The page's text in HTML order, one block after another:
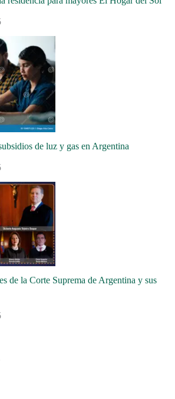
de luz y gas en Argentina
de la Corte Suprema de Argentina y sus